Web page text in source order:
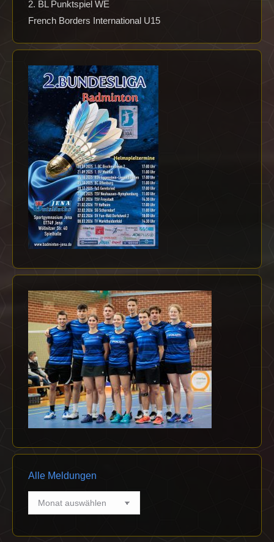
2. BL Punktspiel WE
French Borders International U15
Alle Meldungen
Alle